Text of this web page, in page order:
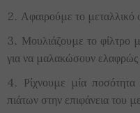
Αφαιρούμε το μεταλλικό
Μουλιάζουμε το φίλτρο
για να μαλακώσουν ελαφρώς
Ρίχνουμε μία
πιάτων στην επιφάνεια του